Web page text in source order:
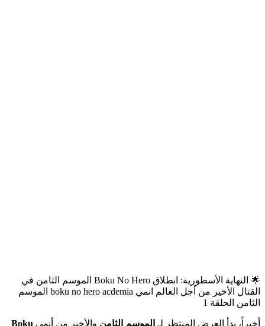
🌟 النهاية الأسطورية: انطلاق Boku No Hero الموسم الثامن في
القتال الأخير من أجل العالم انمي boku no hero acdemia الموسم
الثامن الحلقة 1
أخيراً، بدأ العرض المنتظر لـ الموسم الثامن والأخير من أنمي Boku